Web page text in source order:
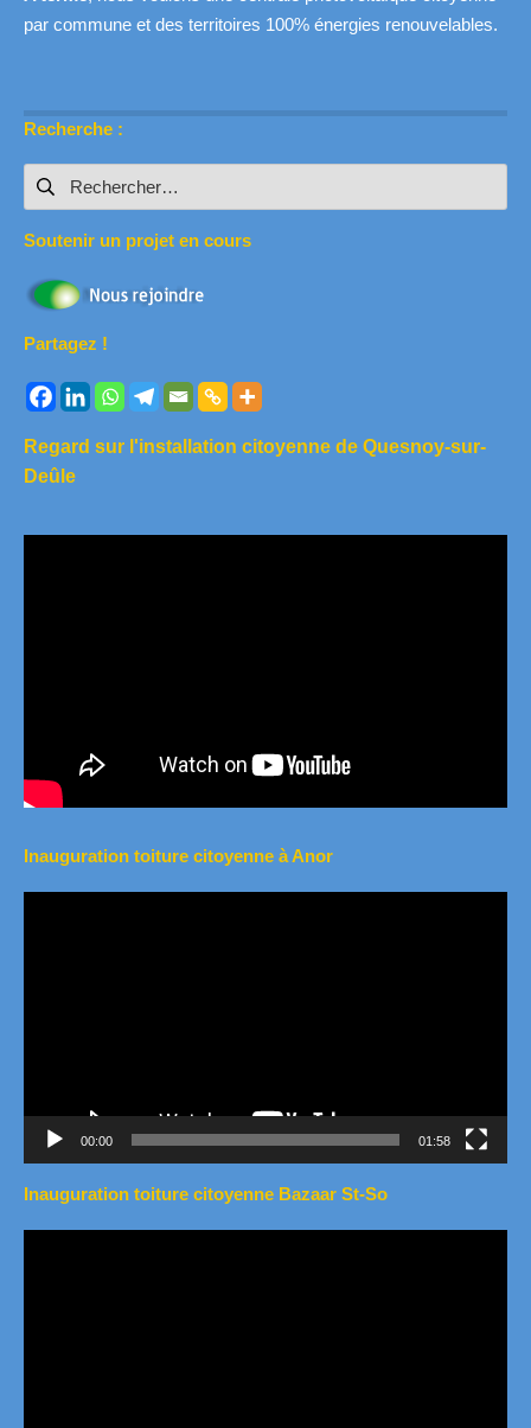
par commune et des territoires 100% énergies renouvelables.
Recherche :
Rechercher :
Soutenir un projet en cours
Partagez !
Regard sur l'installation citoyenne de Quesnoy-sur-
Deûle
Inauguration toiture citoyenne à Anor
00:00 01:58
Inauguration toiture citoyenne Bazaar St-So